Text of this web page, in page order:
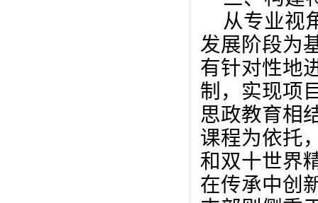
从专业视
发展阶段为
有针对性地
制，实现项
思政教育相
课程为依托
和双十世界
在传承中创